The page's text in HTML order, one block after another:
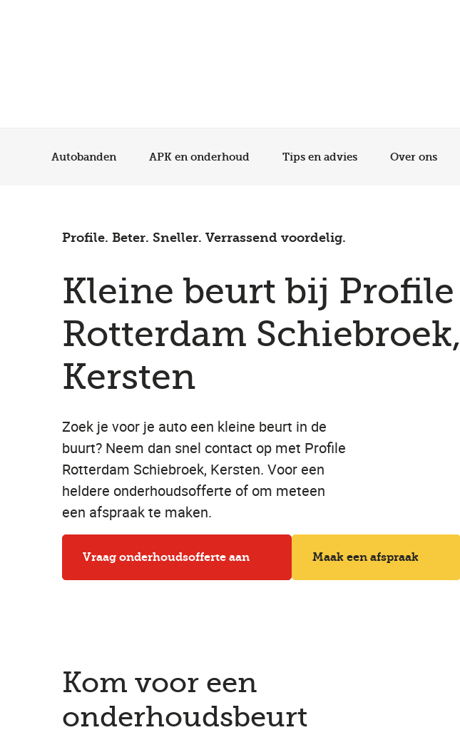
Autobanden APK en onderhoud Tips en advies Over ons
Profile. Beter. Sneller. Verrassend voordelig.
Kleine beurt bij Profile
Rotterdam Schiebroek,
Kersten
Zoek je voor je auto een kleine beurt in de
buurt? Neem dan snel contact op met Profile
Rotterdam Schiebroek, Kersten. Voor een
heldere onderhoudsofferte of om meteen
een afspraak te maken.
Vraag onderhoudsofferte aan Maak een afspraak
Kom voor een
onderhoudsbeurt